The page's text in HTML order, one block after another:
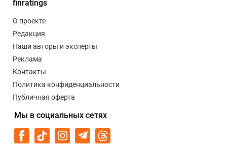
finratings
О проекте
Редакция
Наши авторы и эксперты
Реклама
Контакты
Политика конфиденциальности
Публичная оферта
Мы в социальных сетях